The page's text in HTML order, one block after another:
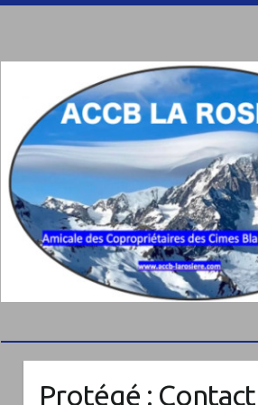
Protégé : Contact